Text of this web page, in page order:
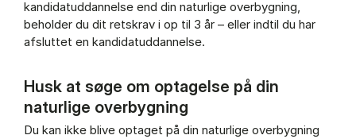
kandidatuddannelse end din naturlige overbygning,
beholder du dit retskrav i op til 3 år – eller indtil du har
afsluttet en kandidatuddannelse.
Husk at søge om optagelse på din
naturlige overbygning
Du kan ikke blive optaget på din naturlige overbygning